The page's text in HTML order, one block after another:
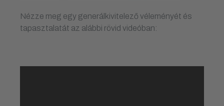
Nézze meg egy generálkivitelező véleményét és
tapasztalatát az alábbi rövid videóban: